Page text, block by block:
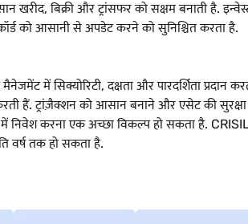
खरीद, बिक्री और ट्रांसफर को सक्षम बनाती है.
को आसानी से अपडेट करने को सुनिश्चित करता है.
मैनेजमेंट में सिक्योरिटी, दक्षता और पारदर्शिता
हैं. ट्रांज़ैक्शन को आसान बनाने और एसेट की
निवेश करना एक अच्छा विकल्प हो सकता है.
वर्ष तक हो सकता है.